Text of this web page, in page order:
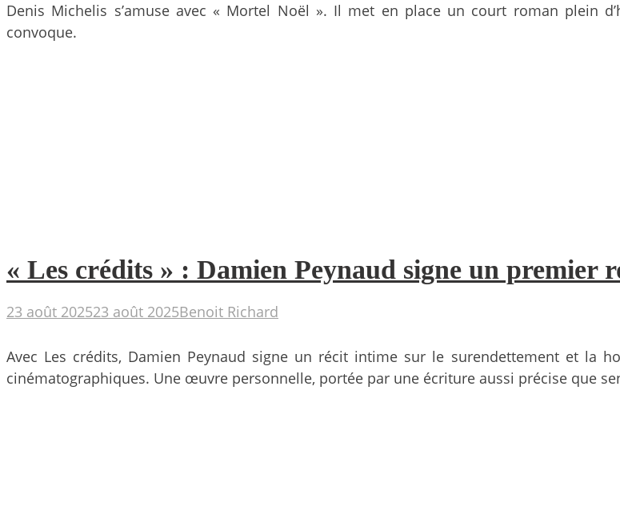
Denis Michelis s’amuse avec « Mortel Noël ». Il met en place un court roman plein
convoque.
« Les crédits » : Damien Peynaud signe un premier
23 août 202523 août 2025Benoit Richard
Avec Les crédits, Damien Peynaud signe un récit intime sur le surendettement et la
cinématographiques. Une œuvre personnelle, portée par une écriture aussi précise que